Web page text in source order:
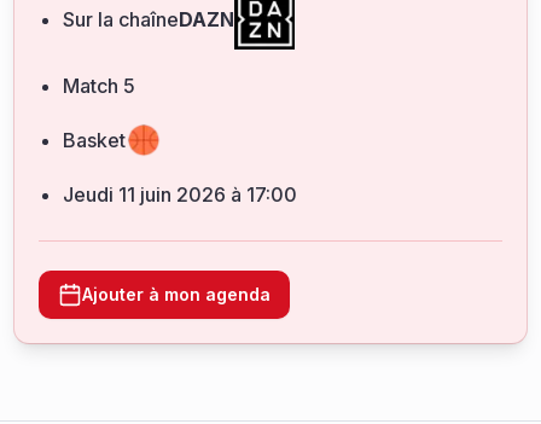
Sur la chaîneDAZN
Match 5
Basket
jeudi 11 juin 2026 à 17:00
Ajouter à mon agenda